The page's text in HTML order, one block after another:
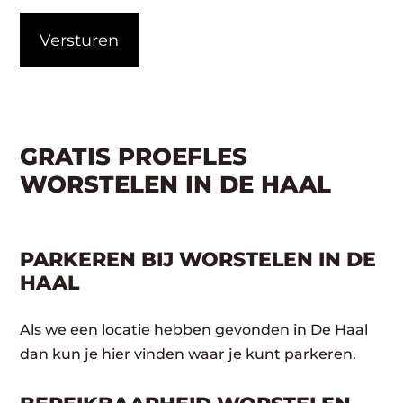
GRATIS PROEFLES
WORSTELEN IN DE HAAL
PARKEREN BIJ WORSTELEN IN DE
HAAL
Als we een locatie hebben gevonden in De Haal
dan kun je hier vinden waar je kunt parkeren.